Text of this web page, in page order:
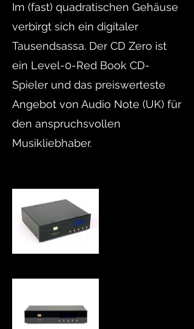
Im (fast) quadratischen Gehäuse
verbirgt sich ein digitaler
Tausendsassa. Der CD Zero ist
ein Level-0-Red Book CD-
Spieler und das preiswerteste
Angebot von Audio Note (UK) für
den anspruchsvollen
Musikliebhaber.